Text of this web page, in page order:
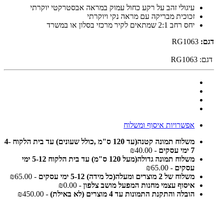
עיגולי זהב על רקע כחול עמוק במראה אבסטרקטי יוקרתי
זכוכית מבריקה עם מראה נקי ויוקרתי
יחס רחב 2:1 שמתאים לקיר מרכזי בסלון או במשרד
דגם:
דגם: RG1063
אפשרויות איסוף ומשלוח
משלוח תמונה קטנה(עד 120 ס"מ ,כולל שעונים) עד בית הלקוח 4-
7 ימי עסקים
- ₪40.00
משלוח תמונה גדולה(מעל 120 ס"מ) עד בית הלקוח 5-12 ימי
עסקים - ₪65.00
משלוח של 2 מוצרים ומעלה(כל מידה) 5-12 ימי עסקים
- ₪65.00
איסוף עצמי מחנות המפעל מושב צלפון - ₪0.00
הובלה והתקנת התמונות עד 4 מוצרים (לא באילת)
- ₪450.00